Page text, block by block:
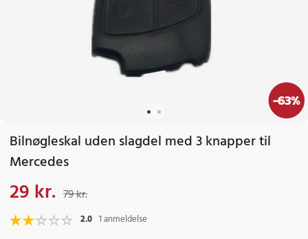
-63%
Bilnøgleskal uden slagdel med 3 knapper til
Mercedes
Nuværende pris
29 kr. 79 kr.
2.0 1 anmeldelse